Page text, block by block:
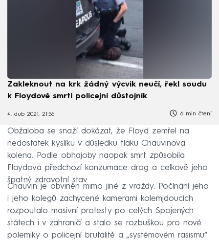
Zakleknout na krk žádný výcvik neučí, řekl soudu
k Floydově smrti policejní důstojník
4. dub 2021, 21:56 6 min čtení
Obžaloba se snaží dokázat, že Floyd zemřel na
nedostatek kyslíku v důsledku tlaku Chauvinova
kolena. Podle obhajoby naopak smrt způsobila
Floydova předchozí konzumace drog a celkově jeho
špatný zdravotní stav.
Chauvin je obviněn mimo jiné z vraždy. Počínání jeho
i jeho kolegů zachycené kamerami kolemjdoucích
rozpoutalo masivní protesty po celých Spojených
státech i v zahraničí a stalo se rozbuškou pro nové
polemiky o policejní brutalitě a „systémovém rasismu“